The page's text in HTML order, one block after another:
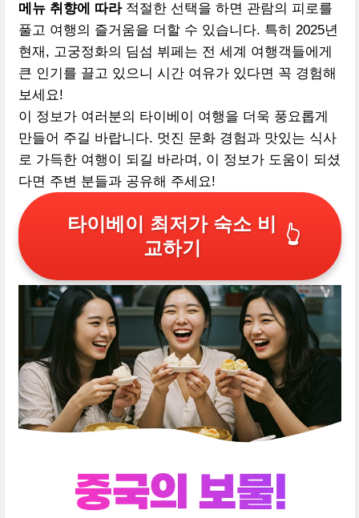
메뉴 취향에 따라적절한 선택을 하면 관람의 피로를
풀고 여행의 즐거움을 더할 수 있습니다. 특히 2025년
현재, 고궁정화의 딤섬 뷔페는 전 세계 여행객들에게
큰 인기를 끌고 있으니 시간 여유가 있다면 꼭 경험해
보세요!
이 정보가 여러분의 타이베이 여행을 더욱 풍요롭게
만들어 주길 바랍니다. 멋진 문화 경험과 맛있는 식사
로 가득한 여행이 되길 바라며, 이 정보가 도움이 되셨
다면 주변 분들과 공유해 주세요!
타이베이 최저가 숙소 비
교하기
👆